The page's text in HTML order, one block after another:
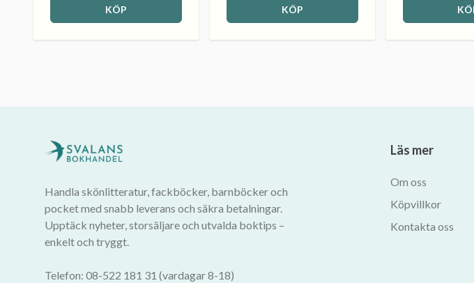
KÖP KÖP
Handla skönlitteratur, fackböcker, barnböcker och
pocket med snabb leverans och säkra betalningar.
Upptäck nyheter, storsäljare och utvalda boktips –
enkelt och tryggt.
Telefon: 08-522 181 31 (vardagar 8-18)
Läs mer
Om oss
Köpvillkor
Kontakta oss